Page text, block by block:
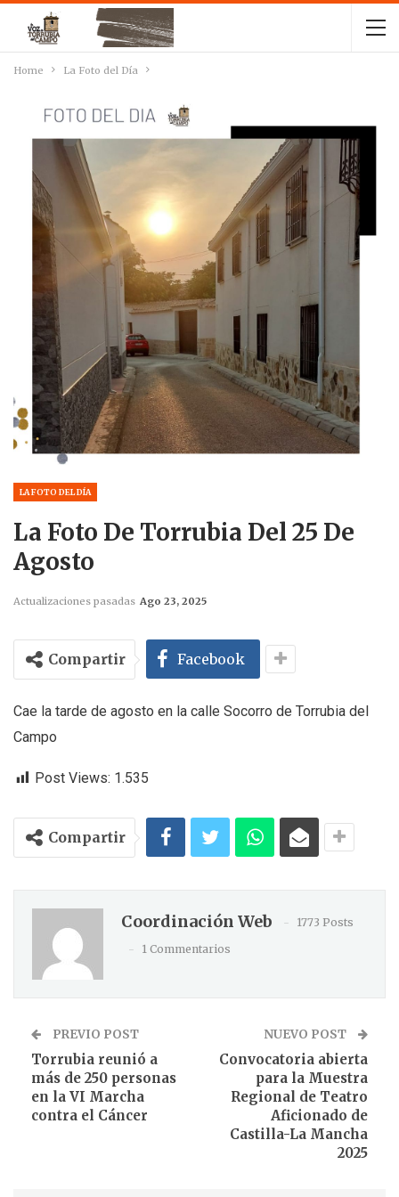
Home La Foto del Día
LA FOTO DEL DÍA
La Foto De Torrubia Del 25 De
Agosto
Actualizaciones pasadas Ago 23, 2025
Compartir Facebook
Cae la tarde de agosto en la calle Socorro de Torrubia del
Campo
Post Views: 1.535
Compartir
Coordinación Web
1773 Posts
1 Commentarios
PREVIO POST
Torrubia reunió a
más de 250 personas
en la VI Marcha
contra el Cáncer
NUEVO POST
Convocatoria abierta
para la Muestra
Regional de Teatro
Aficionado de
Castilla-La Mancha
2025